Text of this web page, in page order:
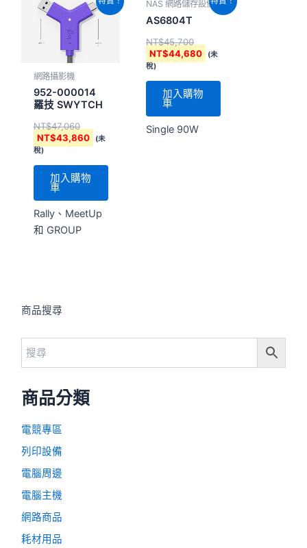
商品搜尋
商品分類
電競專區
列印設備
電腦周邊
電腦主機
網路商品
耗材用品
網路攝影機
952-000014
羅技 SWYTCH
NT$47,060
始
價
NT$47,060。
NT$43,860
前
價
NT$43,860。
(未
稅)
加入購物
車
Rally、MeetUp
和 GROUP
NAS 網路儲存設備
AS6804T
NT$45,700
始
NT$45,700。
NT$44,680
前
NT$44,680。
(未
稅)
加入購物
車
Single 90W